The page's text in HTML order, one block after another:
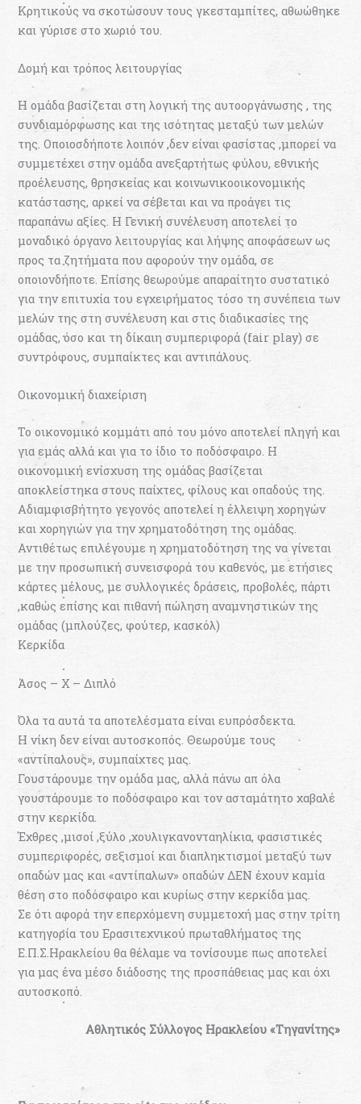
Κρητικούς να σκοτώσουν τους γκεσταμπίτες, αθωώθηκε
και γύρισε στο χωριό του.
Δομή και τρόπος λειτουργίας
Η ομάδα βασίζεται στη λογική της αυτοοργάνωσης , της
συνδιαμόρφωσης και της ισότητας μεταξύ των μελών
της. Οποιοσδήποτε λοιπόν ,δεν είναι φασίστας ,μπορεί να
συμμετέχει στην ομάδα ανεξαρτήτως φύλου, εθνικής
προέλευσης, θρησκείας και κοινωνικοοικονομικής
κατάστασης, αρκεί να σέβεται και να προάγει τις
παραπάνω αξίες. Η Γενική συνέλευση αποτελεί το
μοναδικό όργανο λειτουργίας και λήψης αποφάσεων ως
προς τα ζητήματα που αφορούν την ομάδα, σε
οποιονδήποτε. Επίσης θεωρούμε απαραίτητο συστατικό
για την επιτυχία του εγχειρήματος τόσο τη συνέπεια των
μελών της στη συνέλευση και στις διαδικασίες της
ομάδας, όσο και τη δίκαιη συμπεριφορά (fair play) σε
συντρόφους, συμπαίκτες και αντιπάλους.
Οικονομική διαχείριση
Το οικονομικό κομμάτι από του μόνο αποτελεί πληγή και
για εμάς αλλά και για το ίδιο το ποδόσφαιρο. Η
οικονομική ενίσχυση της ομάδας βασίζεται
αποκλείστηκα στους παίχτες, φίλους και οπαδούς της.
Αδιαμφισβήτητο γεγονός αποτελεί η έλλειψη χορηγών
και χορηγιών για την χρηματοδότηση της ομάδας.
Αντιθέτως επιλέγουμε η χρηματοδότηση της να γίνεται
με την προσωπική συνεισφορά του καθενός, με ετήσιες
κάρτες μέλους, με συλλογικές δράσεις, προβολές, πάρτι
,καθώς επίσης και πιθανή πώληση αναμνηστικών της
ομάδας (μπλούζες, φούτερ, κασκόλ)
Κερκίδα
Άσος – Χ – Διπλό
Όλα τα αυτά τα αποτελέσματα είναι ευπρόσδεκτα.
Η νίκη δεν είναι αυτοσκοπός. Θεωρούμε τους
«αντίπαλους», συμπαίχτες μας.
Γουστάρουμε την ομάδα μας, αλλά πάνω απ όλα
γουστάρουμε το ποδόσφαιρο και τον ασταμάτητο χαβαλέ
στην κερκίδα.
Έχθρες ,μισοί ,ξύλο ,χουλιγκανονταηλίκια, φασιστικές
συμπεριφορές, σεξισμοί και διαπληκτισμοί μεταξύ των
οπαδών μας και «αντίπαλων» οπαδών ΔΕΝ έχουν καμία
θέση στο ποδόσφαιρο και κυρίως στην κερκίδα μας.
Σε ότι αφορά την επερχόμενη συμμετοχή μας στην τρίτη
κατηγορία του Ερασιτεχνικού πρωταθλήματος της
Ε.Π.Σ.Ηρακλείου θα θέλαμε να τονίσουμε πως αποτελεί
για μας ένα μέσο διάδοσης της προσπάθειας μας και όχι
αυτοσκοπό.
Αθλητικός Σύλλογος Ηρακλείου «Τηγανίτης»